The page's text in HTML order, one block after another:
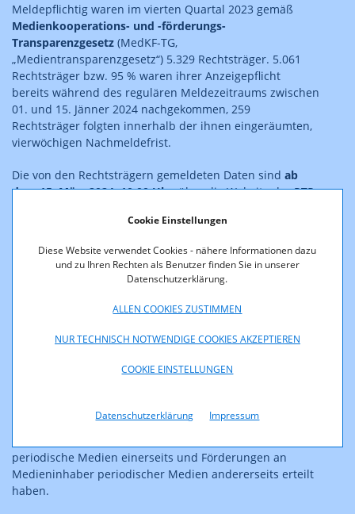
Cookie Einstellungen
Diese Website verwendet Cookies - nähere Informationen dazu
und zu Ihren Rechten als Benutzer finden Sie in unserer
Datenschutzerklärung.
ALLEN COOKIES ZUSTIMMEN
NUR TECHNISCH NOTWENDIGE COOKIES AKZEPTIEREN
COOKIE EINSTELLUNGEN
Datenschutzerklärung Impressum
Meldepflichtig waren im vierten Quartal 2023 gemäß
Medienkooperations- und -förderungs-
Transparenzgesetz (MedKF-TG,
„Medientransparenzgesetz“) 5.329 Rechtsträger. 5.061
Rechtsträger bzw. 95 % waren ihrer Anzeigepflicht
bereits während des regulären Meldezeitraums zwischen
01. und 15. Jänner 2024 nachgekommen, 259
Rechtsträger folgten innerhalb der ihnen eingeräumten,
vierwöchigen Nachmeldefrist.
Die von den Rechtsträgern gemeldeten Daten sind ab
dem 15. März 2024, 10:00 Uhr, über die Website der RTR-
abrufbar. Ergänzend stehen die Daten
https://www.rtr.at/rtr/service/opendata/OD_Uebersicht.d
(siehe dort Rubrik „Medien“/“Medientransparenz
Verfügung, die elektronisch weiterverarbeitet werden
stehen zudem seit 1. Jänner 2024 mitGrafiken,
welchem Ausmaß öffentliche Rechtsträger seit dem Jahr
periodische Medien einerseits und Förderungen an
Medieninhaber periodischer Medien andererseits erteilt
haben.